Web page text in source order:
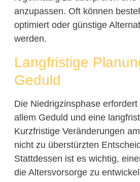
anzupassen. Oft können
optimiert oder günstige
werden.
Langfristige
Geduld
Die Niedrigzinsphase
allem Geduld und eine
Kurzfristige Veränderungen
nicht zu überstürzten
Stattdessen ist es wichtig,
die Altersvorsorge zu